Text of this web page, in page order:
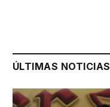
ÚLTIMAS NOTICIAS